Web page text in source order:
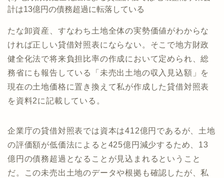
計は13億円の債務超過に転落している
たな卸資産、すなわち土地全体の実勢価値がわからな
ければ正しい貸借対照表にならない。そこで地方財政
健全化法で将来負担比率の作成において定められ、総
務省にも報告している「未売出土地の収入見込額」を
現在の土地価格に置き換えて私が作成した貸借対照表
を資料2に記載している。
企業庁の貸借対照表では資本は412億円であるが、土地
の評価額が低価法によると425億円減少するため、13
億円の債務超過となることが見込まれるということ
だ。この未売出土地のデータや根拠も確認したが、私